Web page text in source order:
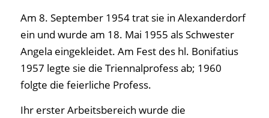
Am 8. September 1954 trat sie in Alexanderdorf
ein und wurde am 18. Mai 1955 als Schwester
Angela eingekleidet. Am Fest des hl. Bonifatius
1957 legte sie die Triennalprofess ab; 1960
folgte die feierliche Profess.
Ihr erster Arbeitsbereich wurde die